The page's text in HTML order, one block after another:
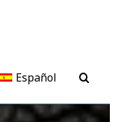
Español